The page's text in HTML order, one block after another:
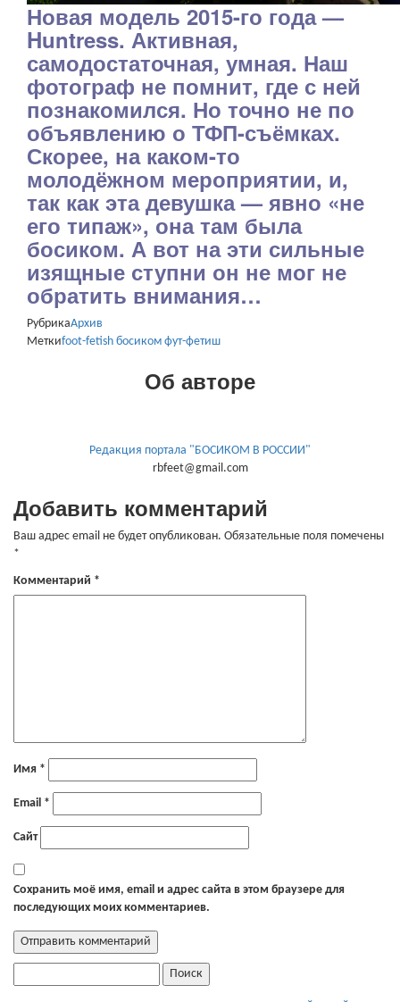
Новая модель 2015-го года —
Huntress. Активная,
самодостаточная, умная. Наш
фотограф не помнит, где с ней
познакомился. Но точно не по
объявлению о ТФП-съёмках.
Скорее, на каком-то
молодёжном мероприятии, и,
так как эта девушка — явно «не
его типаж», она там была
босиком. А вот на эти сильные
изящные ступни он не мог не
обратить внимания…
РубрикаАрхив
Меткиfoot-fetish босиком фут-фетиш
Об авторе
Редакция портала "БОСИКОМ В РОССИИ"
rbfeet@gmail.com
Добавить комментарий
Ваш адрес email не будет опубликован. Обязательные поля помечены
*
Комментарий *
Имя *
Email *
Сайт
Сохранить моё имя, email и адрес сайта в этом браузере для
последующих моих комментариев.